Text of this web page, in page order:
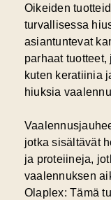
Oikeiden
turvallisessa
asiantuntevat
parhaat
kuten keratiinia
hiuksia
jotka sisältävät
ja proteiineja,
vaalennuksen
Olaplex: Tämä